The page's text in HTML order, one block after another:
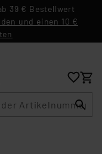
39 € Bestellwert
und einen 10 €